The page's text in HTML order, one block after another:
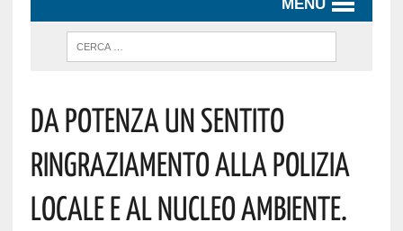
MENU
Da Potenza Un Sentito
Ringraziamento Alla Polizia
Locale E Al Nucleo Ambiente.